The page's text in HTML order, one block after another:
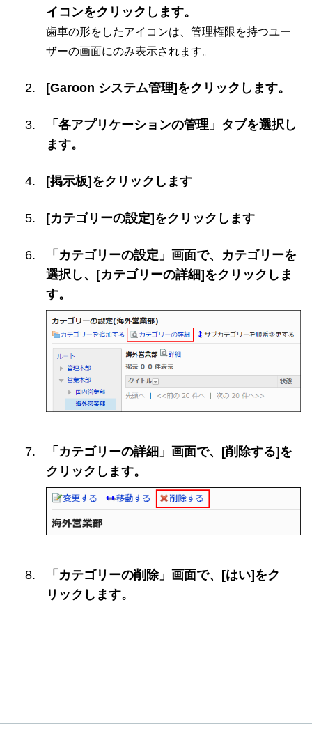
イコンをクリックします。
歯車の形をしたアイコンは、管理権限を持つユー
ザーの画面にのみ表示されます。
[Garoon システム管理]をクリックします。
「各アプリケーションの管理」タブを選択し
ます。
[掲示板]をクリックします
[カテゴリーの設定]をクリックします
「カテゴリーの設定」画面で、カテゴリーを
選択し、[カテゴリーの詳細]をクリックしま
す。
「カテゴリーの詳細」画面で、[削除する]を
クリックします。
「カテゴリーの削除」画面で、[はい]をク
リックします。